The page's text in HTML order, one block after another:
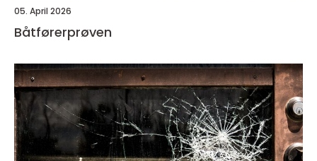
05. April 2026
Båtførerprøven